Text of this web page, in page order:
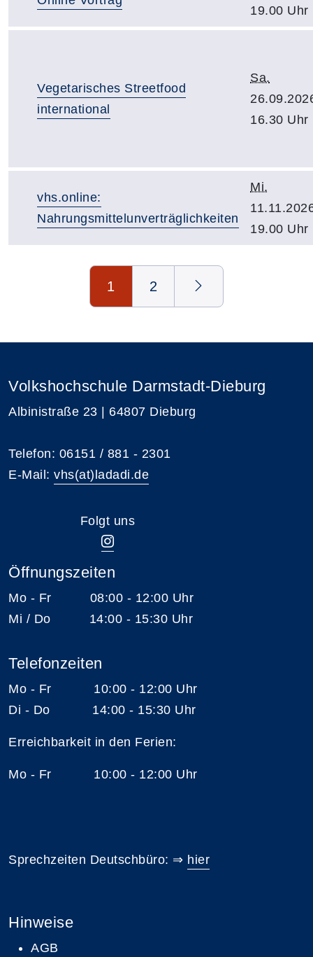
19.00 Uhr
Vegetarisches Streetfood
international
Sa.
16.30 Uhr
vhs.online:
Nahrungsmittelunverträglichkeiten
Mi.
19.00 Uhr
1 2
Volkshochschule Darmstadt-Dieburg
Albinistraße 23 | 64807 Dieburg
Telefon: 06151 / 881 - 2301
E-Mail: vhs(at)ladadi.de
Folgt uns
Öffnungszeiten
Mo - Fr 08:00 - 12:00 Uhr
Mi / Do 14:00 - 15:30 Uhr
Telefonzeiten
Mo - Fr 10:00 - 12:00 Uhr
Di - Do 14:00 - 15:30 Uhr
Erreichbarkeit in den Ferien:
Mo - Fr 10:00 - 12:00 Uhr
Sprechzeiten Deutschbüro: ⇒ hier
Hinweise
AGB